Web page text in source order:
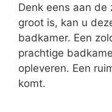
Denk eens aan
groot is, kan u
badkamer. Een
prachtige
opleveren. Een
komt.